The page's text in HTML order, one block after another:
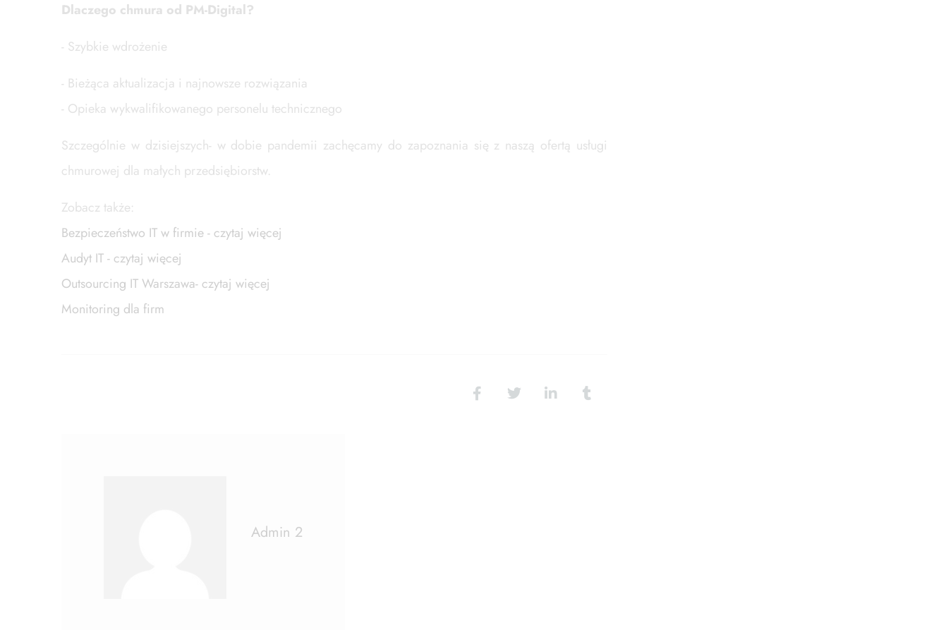
Dlaczego chmura od PM-Digital?
- Szybkie wdrożenie
- Bieżąca aktualizacja i najnowsze rozwiązania
- Opieka wykwalifikowanego personelu technicznego
Szczególnie w dzisiejszych- w dobie pandemii zachęcamy do zapoznania się z naszą ofertą usługi
chmurowej dla małych przedsiębiorstw.
Zobacz także:
Bezpieczeństwo IT w firmie - czytaj więcej
Audyt IT - czytaj więcej
Outsourcing IT Warszawa- czytaj więcej
Monitoring dla firm
Admin 2